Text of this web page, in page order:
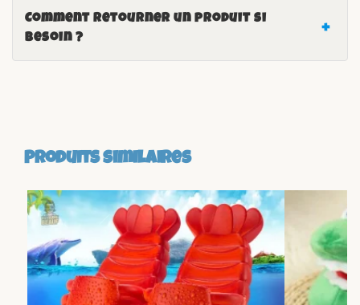
Comment retourner un produit si
besoin ?
Produits similaires